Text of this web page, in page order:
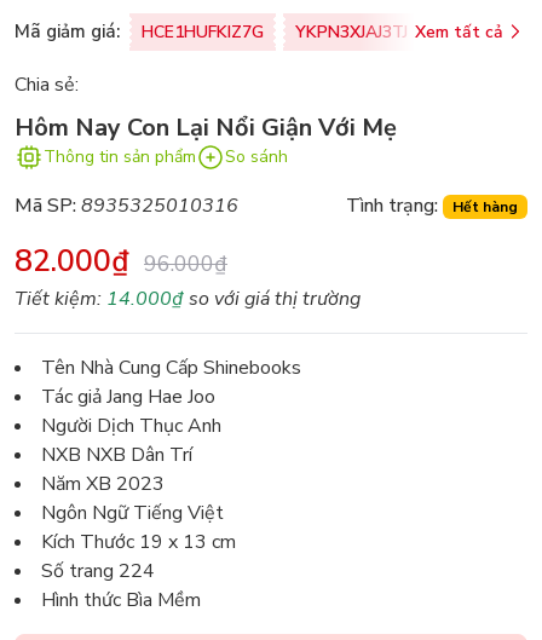
Mã giảm giá: HCE1HUFKIZ7G YKPN3XJAJ3TJ Xem tất cả
Chia sẻ:
Hôm Nay Con Lại Nổi Giận Với Mẹ
Thông tin sản phẩm So sánh
Mã SP:8935325010316 Tình trạng: Hết hàng
82.000₫ 96.000₫
Tiết kiệm: 14.000₫so với giá thị trường
Tên Nhà Cung Cấp Shinebooks
Tác giả Jang Hae Joo
Người Dịch Thục Anh
NXB NXB Dân Trí
Năm XB 2023
Ngôn Ngữ Tiếng Việt
Kích Thước 19 x 13 cm
Số trang 224
Hình thức Bìa Mềm